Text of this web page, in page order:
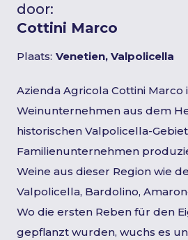
door:
Cottini Marco
Plaats: Venetien, Valpolicella
Azienda Agricola Cottini Marco
Weinunternehmen aus dem
historischen Valpolicella-
Familienunternehmen
Weine aus dieser Region wie
Valpolicella, Bardolino,
Wo die ersten Reben für den
gepflanzt wurden, wuchs es